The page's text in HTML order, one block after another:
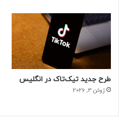
طرح جدید تیک‌تاک در انگلیس
ژوئن 3, 2026